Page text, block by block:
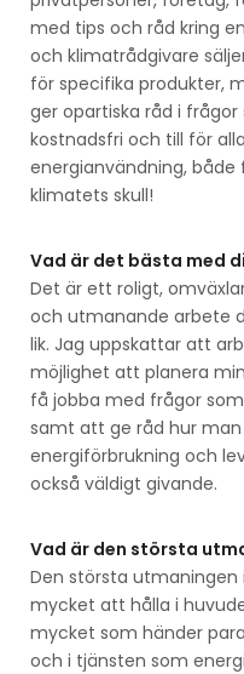
med tips och råd kring
och klimatrådgivare
för specifika produkter,
ger opartiska råd i
kostnadsfri och till för
energianvändning,
klimatets skull!
Vad är det bästa med
Det är ett roligt,
och utmanande arbete
lik. Jag uppskattar att
möjlighet att planera
få jobba med frågor
samt att ge råd hur man
energiförbrukning och
också väldigt givande.
Vad är den största
Den största
mycket att hålla i
mycket som händer
och i tjänsten som